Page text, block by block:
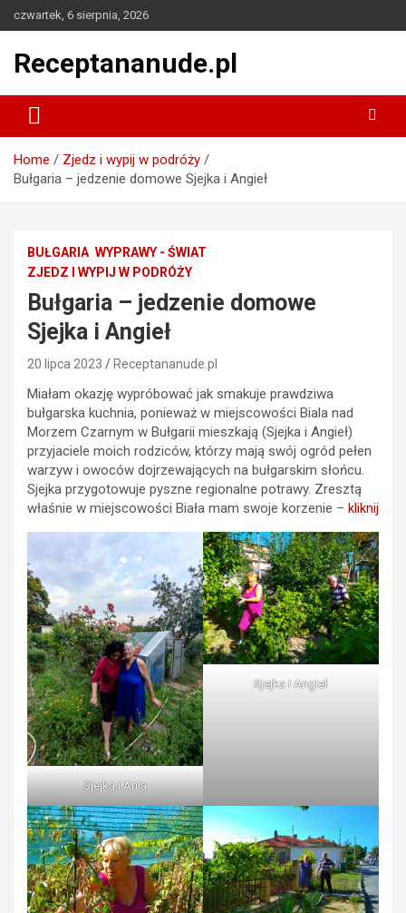
to
czwartek, 6 sierpnia, 2026
Receptananude.pl
Home
Zjedz i wypij w podróży
Bułgaria – jedzenie domowe Sjejka i Angieł
BUŁGARIA WYPRAWY - ŚWIAT
ZJEDZ I WYPIJ W PODRÓŻY
Bułgaria – jedzenie domowe
Sjejka i Angieł
20 lipca 2023 Receptananude.pl
Miałam okazję wypróbować jak smakuje prawdziwa
bułgarska kuchnia, ponieważ w miejscowości Biala nad
Morzem Czarnym w Bułgarii mieszkają (Sjejka i Angieł)
przyjaciele moich rodziców, którzy mają swój ogród pełen
warzyw i owoców dojrzewających na bułgarskim słońcu.
Sjejka przygotowuje pyszne regionalne potrawy. Zresztą
właśnie w miejscowości Biała mam swoje korzenie – kliknij
Sjejka i Ania
Sjejka i Angieł